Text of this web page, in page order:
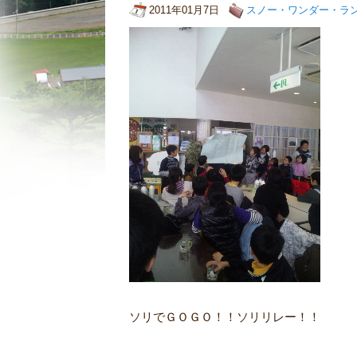
2011年01月7日 スノー・ワンダー・ラ
ソリでＧＯＧＯ！！ソリリレー！！